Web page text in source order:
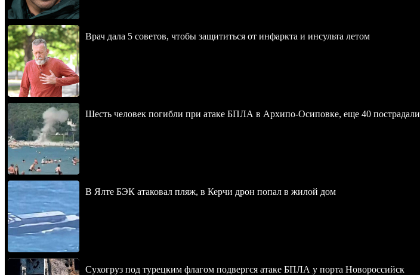
Врач дала 5 советов, чтобы защититься от инфаркта и инсульта летом
Шесть человек погибли при атаке БПЛА в Архипо-Осиповке, еще 40 пострадали
В Ялте БЭК атаковал пляж, в Керчи дрон попал в жилой дом
Сухогруз под турецким флагом подвергся атаке БПЛА у порта Новороссийск